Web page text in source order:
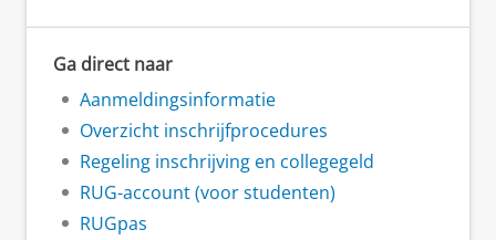
Ga direct naar
Aanmeldingsinformatie
Overzicht inschrijfprocedures
Regeling inschrijving en collegegeld
RUG-account (voor studenten)
RUGpas